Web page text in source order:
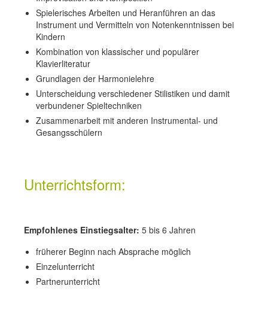
Spielerisches Arbeiten und Heranführen an das
Instrument und Vermitteln von Notenkenntnissen bei
Kindern
Kombination von klassischer und populärer
Klavierliteratur
Grundlagen der Harmonielehre
Unterscheidung verschiedener Stilistiken und damit
verbundener Spieltechniken
Zusammenarbeit mit anderen Instrumental- und
Gesangsschülern
Unterrichtsform:
Empfohlenes Einstiegsalter: 5 bis 6 Jahren
früherer Beginn nach Absprache möglich
Einzelunterricht
Partnerunterricht